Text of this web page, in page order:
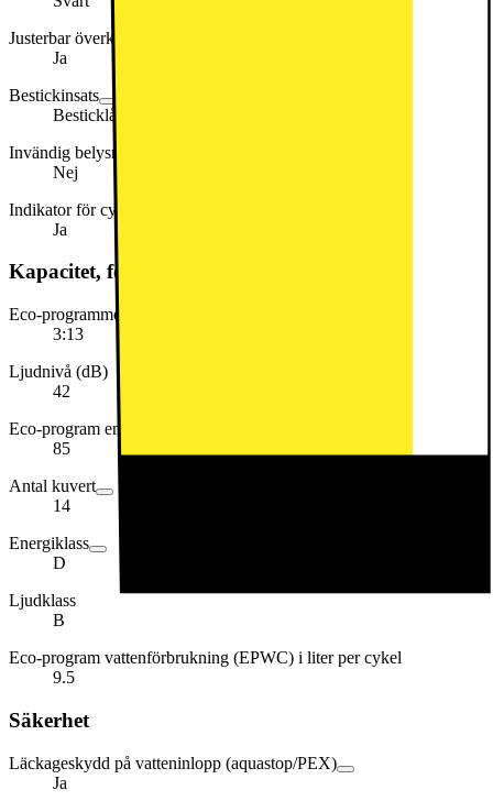
Justerbar överkorg
Ja
Bestickinsats
Besticklåda
Invändig belysning
Nej
Indikator för cykelns slut
Ja
Kapacitet, förbrukning och strömförsörjning
Eco-programmets varaktighet (timmar och minuter)
3:13
Ljudnivå (dB)
42
Eco-program energiförbrukning (EPEC) i kWh per 100 cykler
85
Antal kuvert
14
Energiklass
D
Ljudklass
B
Eco-program vattenförbrukning (EPWC) i liter per cykel
9.5
Säkerhet
Läckageskydd på vatteninlopp (aquastop/PEX)
Ja